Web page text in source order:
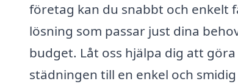
företag kan du snabbt och enkelt
lösning som passar just dina
budget. Låt oss hjälpa dig att göra
städningen till en enkel och